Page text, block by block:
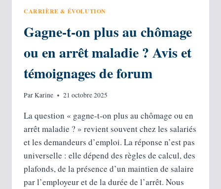
CARRIÈRE & ÉVOLUTION
Gagne-t-on plus au chômage
ou en arrêt maladie ? Avis et
témoignages de forum
ParKarine 21 octobre 2025
La question « gagne-t‑on plus au chômage ou en
arrêt maladie ? » revient souvent chez les salariés
et les demandeurs d’emploi. La réponse n’est pas
universelle : elle dépend des règles de calcul, des
plafonds, de la présence d’un maintien de salaire
par l’employeur et de la durée de l’arrêt. Nous